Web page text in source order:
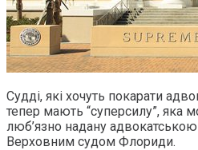
Судді, які хочуть покарати
тепер мають “суперсилу”, яка
люб’язно надану
Верховним судом Флориди.